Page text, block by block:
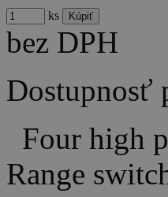
ks
bez DPH
Dostupnosť
Four high
Range